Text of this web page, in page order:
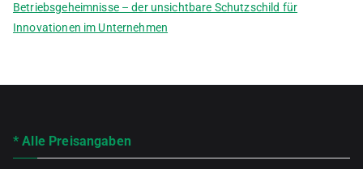
Betriebsgeheimnisse – der unsichtbare Schutzschild für
Innovationen im Unternehmen
* Alle Preisangaben